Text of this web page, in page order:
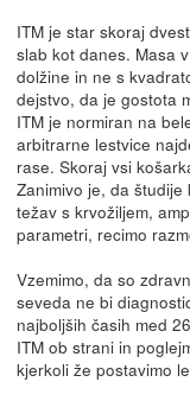
ITM je star skoraj
slab kot danes. Masa
dolžine in ne s
dejstvo, da je gostota
ITM je normiran na
arbitrarne lestvice
rase. Skoraj vsi
Zanimivo je, da
težav s krvožiljem,
parametri, recimo
Vzemimo, da so
seveda ne bi
najboljših časih med
ITM ob strani in
kjerkoli že postavimo